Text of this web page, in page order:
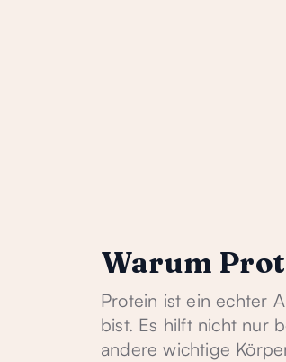
Warum
Protein ist ein echter
bist. Es hilft nicht nur
andere wichtige